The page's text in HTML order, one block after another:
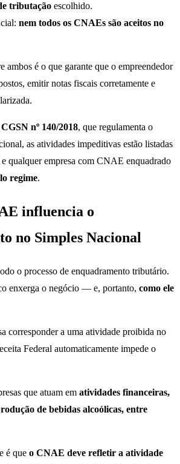
tributação escolhido.
nem todos os CNAEs são aceitos no
ambos é o que garante que o empreendedor
emitir notas fiscais corretamente e
nº 140/2018, que regulamenta o
as atividades impeditivas estão listadas
e qualquer empresa com CNAE enquadrado
regime.
influencia o
no Simples Nacional
o processo de enquadramento tributário.
enxerga o negócio — e, portanto, como ele
corresponder a uma atividade proibida no
Federal automaticamente impede o
que atuam em atividades financeiras,
de bebidas alcoólicas, entre
é que o CNAE deve refletir a atividade